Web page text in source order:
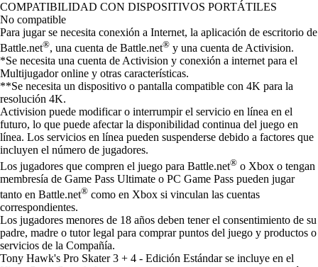
Available actions
COMPATIBILIDAD CON DISPOSITIVOS PORTÁTILES
No compatible
Para jugar se necesita conexión a Internet, la aplicación de escritorio de
Battle.net®, una cuenta de Battle.net® y una cuenta de Activision.
*Se necesita una cuenta de Activision y conexión a internet para el
Multijugador online y otras características.
**Se necesita un dispositivo o pantalla compatible con 4K para la
resolución 4K.
Activision puede modificar o interrumpir el servicio en línea en el
futuro, lo que puede afectar la disponibilidad continua del juego en
línea. Los servicios en línea pueden suspenderse debido a factores que
incluyen el número de jugadores.
Los jugadores que compren el juego para Battle.net® o Xbox o tengan
membresía de Game Pass Ultimate o PC Game Pass pueden jugar
tanto en Battle.net® como en Xbox si vinculan las cuentas
correspondientes.
Los jugadores menores de 18 años deben tener el consentimiento de su
padre, madre o tutor legal para comprar puntos del juego y productos o
servicios de la Compañía.
Tony Hawk's Pro Skater 3 + 4 - Edición Estándar se incluye en el